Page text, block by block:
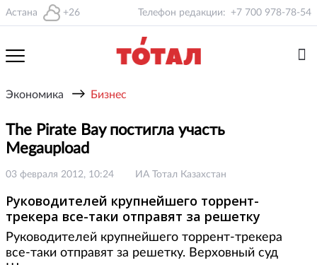
Астана +26 Телефон редакции: +7 700 978-78-54
Экономика → Бизнес
The Pirate Bay постигла участь
Megaupload
03 февраля 2012, 10:24 ИА Тотал Казахстан
Руководителей крупнейшего торрент-
трекера все-таки отправят за решетку
Руководителей крупнейшего торрент-трекера
все-таки отправят за решетку. Верховный суд